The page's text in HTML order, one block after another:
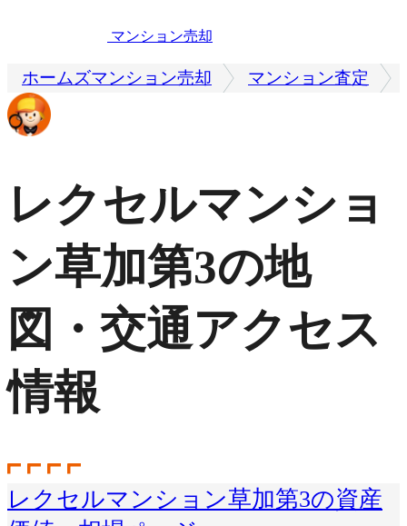
マンション売却
ホームズマンション売却 マンション査定
レクセルマンショ
ン草加第3の地
図・交通アクセス
情報
レクセルマンション草加第3の資産